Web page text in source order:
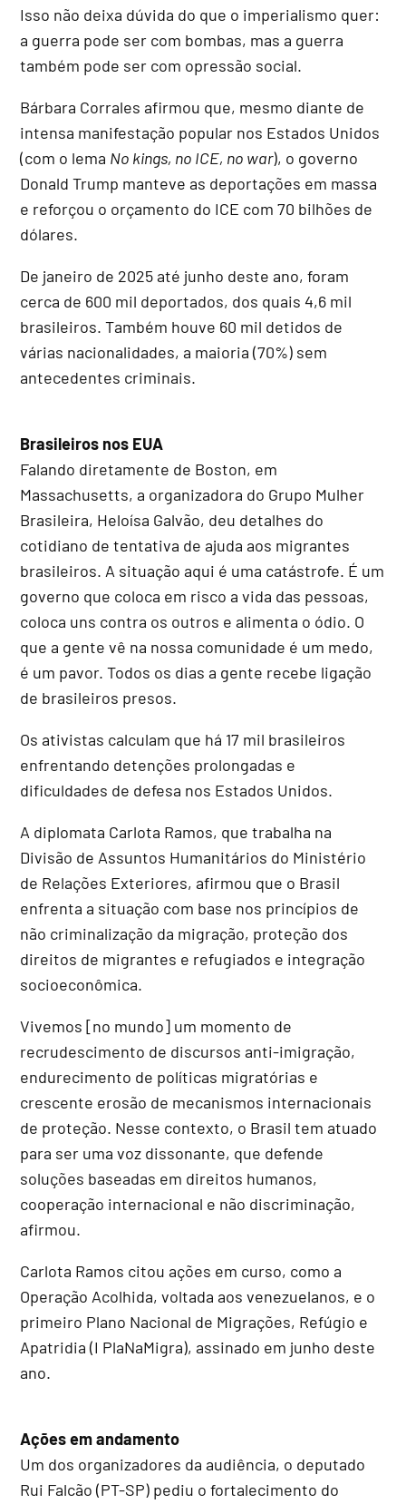
Isso não deixa dúvida do que o imperialismo quer:
a guerra pode ser com bombas, mas a guerra
também pode ser com opressão social.
Bárbara Corrales afirmou que, mesmo diante de
intensa manifestação popular nos Estados Unidos
(com o lema No kings, no ICE, no war), o governo
Donald Trump manteve as deportações em massa
e reforçou o orçamento do ICE com 70 bilhões de
dólares.
De janeiro de 2025 até junho deste ano, foram
cerca de 600 mil deportados, dos quais 4,6 mil
brasileiros. Também houve 60 mil detidos de
várias nacionalidades, a maioria (70%) sem
antecedentes criminais.
Brasileiros nos EUA
Falando diretamente de Boston, em
Massachusetts, a organizadora do Grupo Mulher
Brasileira, Heloísa Galvão, deu detalhes do
cotidiano de tentativa de ajuda aos migrantes
brasileiros. A situação aqui é uma catástrofe. É um
governo que coloca em risco a vida das pessoas,
coloca uns contra os outros e alimenta o ódio. O
que a gente vê na nossa comunidade é um medo,
é um pavor. Todos os dias a gente recebe ligação
de brasileiros presos.
Os ativistas calculam que há 17 mil brasileiros
enfrentando detenções prolongadas e
dificuldades de defesa nos Estados Unidos.
A diplomata Carlota Ramos, que trabalha na
Divisão de Assuntos Humanitários do Ministério
de Relações Exteriores, afirmou que o Brasil
enfrenta a situação com base nos princípios de
não criminalização da migração, proteção dos
direitos de migrantes e refugiados e integração
socioeconômica.
Vivemos [no mundo] um momento de
recrudescimento de discursos anti-imigração,
endurecimento de políticas migratórias e
crescente erosão de mecanismos internacionais
de proteção. Nesse contexto, o Brasil tem atuado
para ser uma voz dissonante, que defende
soluções baseadas em direitos humanos,
cooperação internacional e não discriminação,
afirmou.
Carlota Ramos citou ações em curso, como a
Operação Acolhida, voltada aos venezuelanos, e o
primeiro Plano Nacional de Migrações, Refúgio e
Apatridia (I PlaNaMigra), assinado em junho deste
ano.
Ações em andamento
Um dos organizadores da audiência, o deputado
Rui Falcão (PT-SP) pediu o fortalecimento do